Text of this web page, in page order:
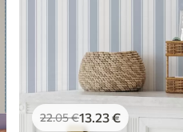
22.05€13.23€